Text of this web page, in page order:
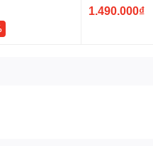
1.490.000₫